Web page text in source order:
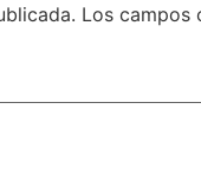
Los campos